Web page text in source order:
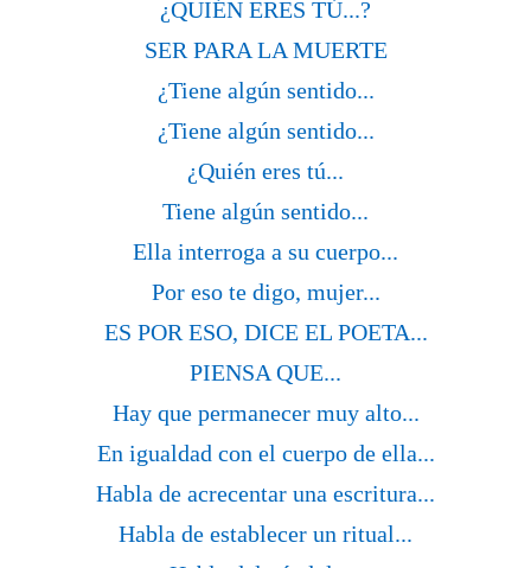
¿QUIÉN ERES TÚ...?
SER PARA LA MUERTE
¿Tiene algún sentido...
¿Tiene algún sentido...
¿Quién eres tú...
Tiene algún sentido...
Ella interroga a su cuerpo...
Por eso te digo, mujer...
ES POR ESO, DICE EL POETA...
PIENSA QUE...
Hay que permanecer muy alto...
En igualdad con el cuerpo de ella...
Habla de acrecentar una escritura...
Habla de establecer un ritual...